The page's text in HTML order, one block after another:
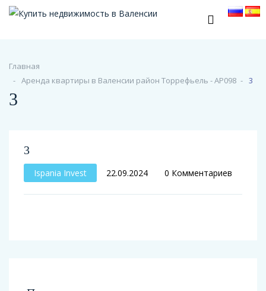
Главная
Аренда квартиры в Валенсии район Торрефьель - АР098
3
3
3
Ispania Invest 22.09.2024 0 Комментариев